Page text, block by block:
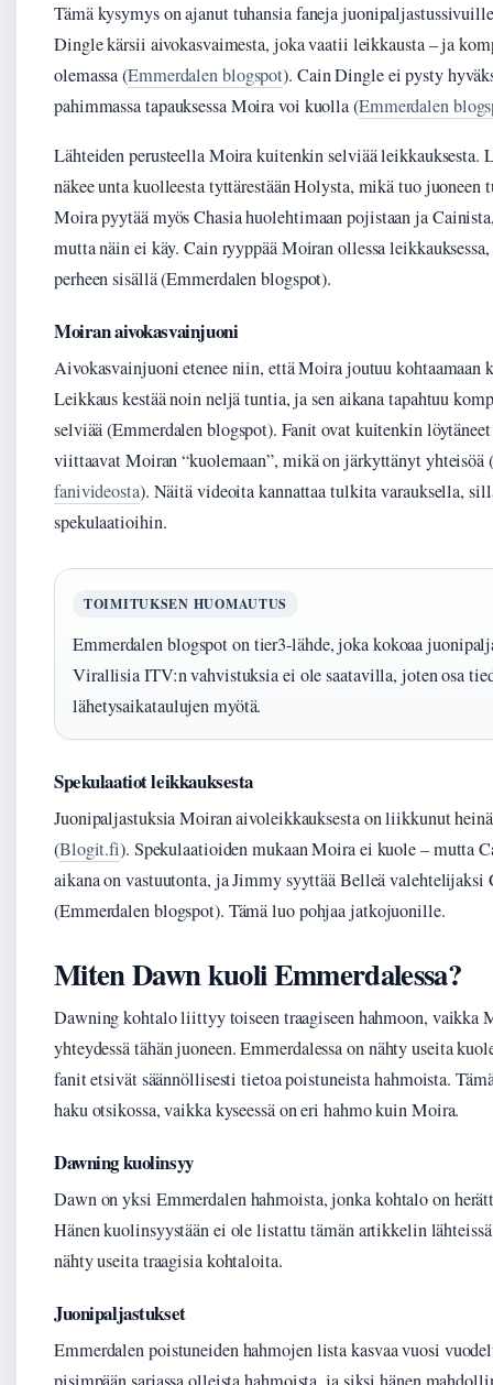
Tämä kysymys on ajanut tuhansia faneja
Dingle kärsii aivokasvaimesta, joka vaatii leikkausta – ja
olemassa (Emmerdalen blogspot). Cain Dingle ei pysty
pahimmassa tapauksessa Moira voi kuolla (Emmerdalen
Lähteiden perusteella Moira kuitenkin selviää leikkauksesta.
näkee unta kuolleesta tyttärestään Holysta, mikä tuo juoneen
Moira pyytää myös Chasia huolehtimaan pojistaan ja
mutta näin ei käy. Cain ryyppää Moiran ollessa
perheen sisällä (Emmerdalen blogspot).
Moiran aivokasvainjuoni
Aivokasvainjuoni etenee niin, että Moira joutuu kohtaamaan
Leikkaus kestää noin neljä tuntia, ja sen aikana tapahtuu
selviää (Emmerdalen blogspot). Fanit ovat kuitenkin
viittaavat Moiran “kuolemaan”, mikä on järkyttänyt yhteisöä (
fanivideosta). Näitä videoita kannattaa tulkita varauksella,
spekulaatioihin.
TOIMITUKSEN HUOMAUTUS
Emmerdalen blogspot on tier3-lähde, joka kokoaa
Virallisia ITV:n vahvistuksia ei ole saatavilla, joten osa
lähetysaikataulujen myötä.
Spekulaatiot leikkauksesta
Juonipaljastuksia Moiran aivoleikkauksesta on liikkunut
(Blogit.fi). Spekulaatioiden mukaan Moira ei kuole – mutta
aikana on vastuutonta, ja Jimmy syyttää Belleä valehtelijaksi
(Emmerdalen blogspot). Tämä luo pohjaa jatkojuonille.
Miten Dawn kuoli Emmerdalessa?
Dawning kohtalo liittyy toiseen traagiseen hahmoon, vaikka
yhteydessä tähän juoneen. Emmerdalessa on nähty useita
fanit etsivät säännöllisesti tietoa poistuneista hahmoista.
haku otsikossa, vaikka kyseessä on eri hahmo kuin Moira.
Dawning kuolinsyy
Dawn on yksi Emmerdalen hahmoista, jonka kohtalo on
Hänen kuolinsyystään ei ole listattu tämän artikkelin
nähty useita traagisia kohtaloita.
Juonipaljastukset
Emmerdalen poistuneiden hahmojen lista kasvaa vuosi